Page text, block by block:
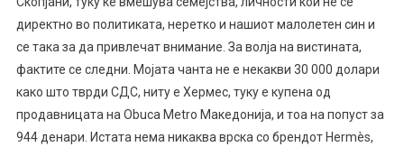
Како
Што
Вели
СДС:
Сопругата
директно во политиката, неретко и нашиот малолетен син и
се така за да привлечат внимание. За волја на вистината,
фактите се следни. Мојата чанта не е некакви 30 000 долари
како што тврди СДС, ниту е Хермес, туку е купена од
продавницата на Obuca Metro Македонија, и тоа на попуст за
944 денари. Истата нема никаква врска со брендот Hermès,